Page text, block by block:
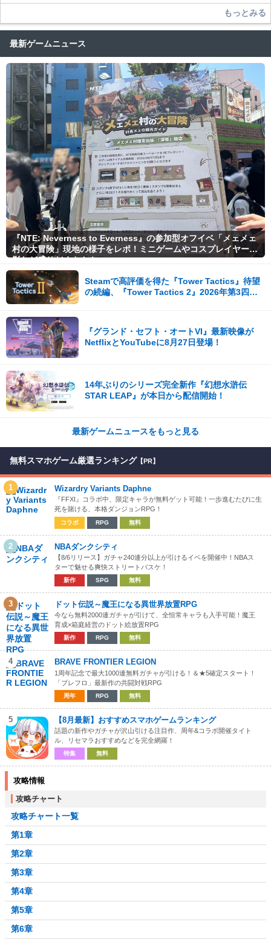
もっとみる
最新ゲームニュース
『NTE: Neverness to Everness』の参加型オフイベ「メェメェ
村の大冒険」現地の様子をレポ！ミニゲームやコスプレイヤー撮
影など盛りだくさん！
Steamで高評価を得た『Tower Tactics』待望
の続編、『Tower Tactics 2』2026年第3四半
『グランド・セフト・オートVI』最新映像が
NetflixとYouTubeに8月27日登場！
14年ぶりのシリーズ完全新作『幻想水滸伝
STAR LEAP』が本日から配信開始！
最新ゲームニュースをもっと見る
無料スマホゲーム厳選ランキング 【PR】
1 Wizardry Variants Daphne
『FFXI』コラボ中、限定キャラが無料ゲット可能！一歩進むたびに生
死を賭ける、本格ダンジョンRPG！
コラボ RPG 無料
2 NBAダンクシティ
【8/6リリース】ガチャ240連分以上が引けるイベを開催中！NBAス
ターで魅せる爽快ストリートバスケ！
新作 SPG 無料
3 ドット伝説～魔王になる異世界放置RPG
今なら無料2000連ガチャが引けて、全恒常キャラも入手可能！魔王
育成×箱庭経営のドット絵放置RPG
新作 RPG 無料
4 BRAVE FRONTIER LEGION
1周年記念で最大1000連無料ガチャが引ける！＆★5確定スタート！
「ブレフロ」最新作の共闘対戦RPG
周年 RPG 無料
5 【8月最新】おすすめスマホゲームランキング
話題の新作やガチャが沢山引ける注目作、周年&コラボ開催タイト
ル、リセマラおすすめなどを完全網羅！
特集 無料
攻略情報
攻略チャート
攻略チャート一覧
第1章
第2章
第3章
第4章
第5章
第6章